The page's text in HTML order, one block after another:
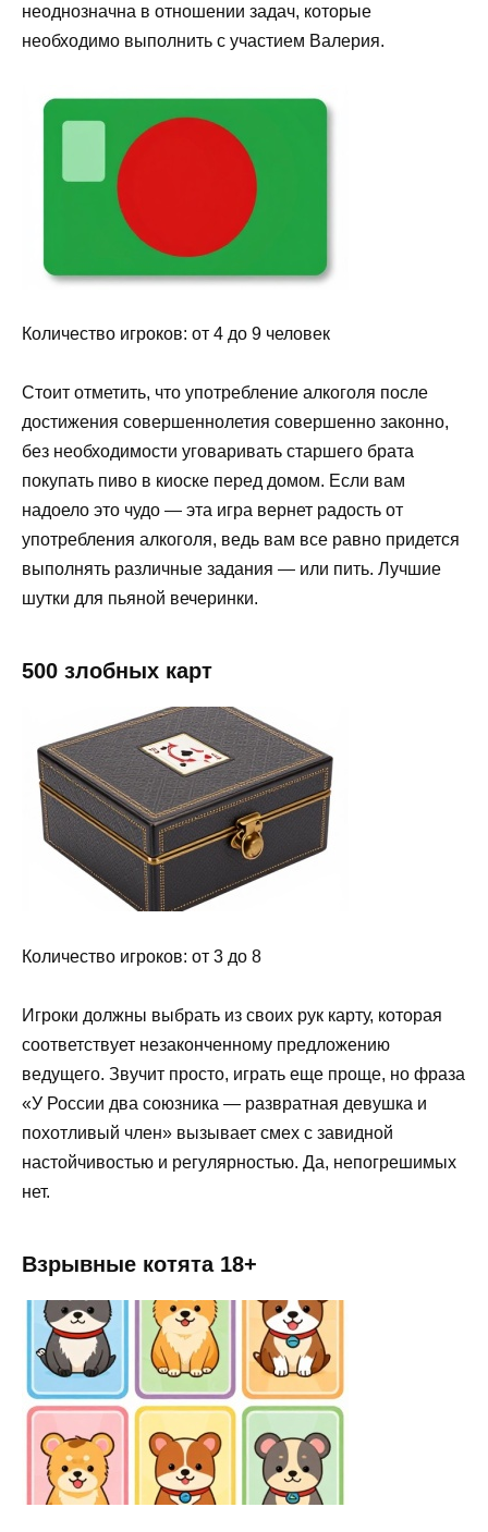
неоднозначна в отношении задач, которые
необходимо выполнить с участием Валерия.
Количество игроков: от 4 до 9 человек
Стоит отметить, что употребление алкоголя после
достижения совершеннолетия совершенно законно,
без необходимости уговаривать старшего брата
покупать пиво в киоске перед домом. Если вам
надоело это чудо — эта игра вернет радость от
употребления алкоголя, ведь вам все равно придется
выполнять различные задания — или пить. Лучшие
шутки для пьяной вечеринки.
500 злобных карт
Количество игроков: от 3 до 8
Игроки должны выбрать из своих рук карту, которая
соответствует незаконченному предложению
ведущего. Звучит просто, играть еще проще, но фраза
«У России два союзника — развратная девушка и
похотливый член» вызывает смех с завидной
настойчивостью и регулярностью. Да, непогрешимых
нет.
Взрывные котята 18+